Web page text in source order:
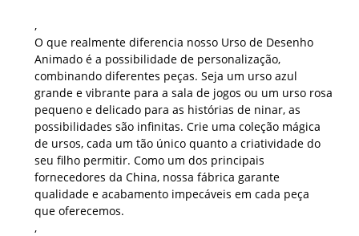
,
O que realmente diferencia nosso Urso de Desenho
Animado é a possibilidade de personalização,
combinando diferentes peças. Seja um urso azul
grande e vibrante para a sala de jogos ou um urso rosa
pequeno e delicado para as histórias de ninar, as
possibilidades são infinitas. Crie uma coleção mágica
de ursos, cada um tão único quanto a criatividade do
seu filho permitir. Como um dos principais
fornecedores da China, nossa fábrica garante
qualidade e acabamento impecáveis ​​em cada peça
que oferecemos.
,